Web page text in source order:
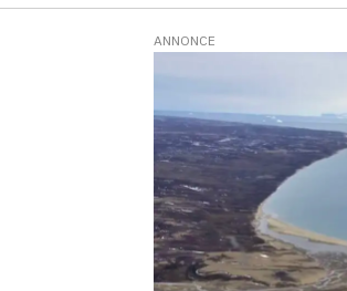
olielicenser
ANNONCE